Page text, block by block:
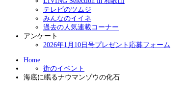
テレビのツムジ
みんなのイイネ
過去の人気連載コーナー
アンケート
2026年1月10日号プレゼント応募フォーム
Home
街のイベント
海底に眠るナウマンゾウの化石